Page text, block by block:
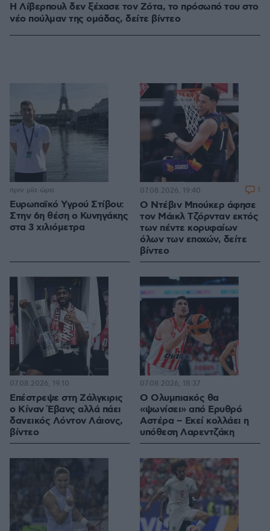
Η Λίβερπουλ δεν ξέχασε τον Ζότα, το πρόσωπό του στο
νέο πούλμαν της ομάδας, δείτε βίντεο
Ευρωπαϊκό Υγρού Στίβου:
Στην 6η θέση ο Κυνηγάκης
στα 3 χιλιόμετρα
πριν μία ώρα
Ο Ντέβιν Μπούκερ άφησε
τον Μάικλ Τζόρνταν εκτός
των πέντε κορυφαίων
όλων των εποχών, δείτε
βίντεο
07.08.2026, 19:40 1
Επέστρεψε στη Ζάλγκιρις
ο Κίναν Έβανς αλλά πάει
δανεικός Λόντον Λάιονς,
βίντεο
07.08.2026, 19:10
Ο Ολυμπιακός θα
«ψωνίσει» από Ερυθρό
Αστέρα – Εκεί κολλάει η
υπόθεση Λαρεντζάκη
07.08.2026, 18:37